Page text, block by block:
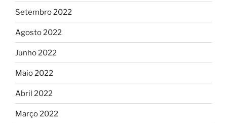
Setembro 2022
Agosto 2022
Junho 2022
Maio 2022
Abril 2022
Março 2022